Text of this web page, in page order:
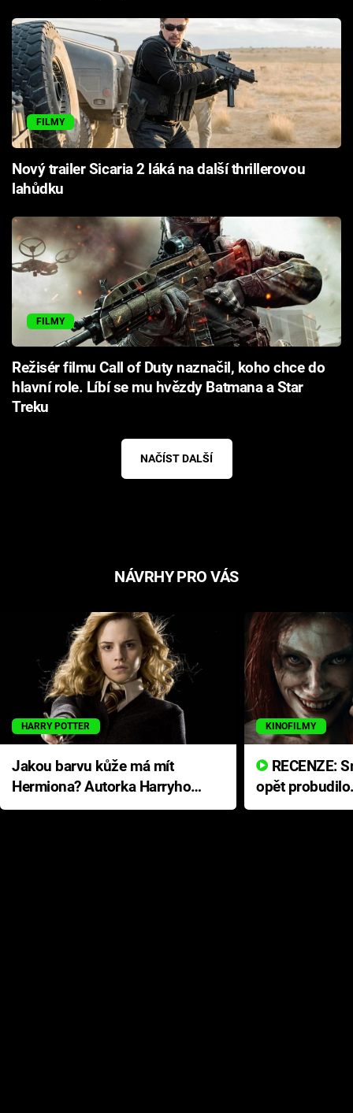
FILMY
Nový trailer Sicaria 2 láká na další thrillerovou
lahůdku
FILMY
Režisér filmu Call of Duty naznačil, koho chce do
hlavní role. Líbí se mu hvězdy Batmana a Star
Treku
NAČÍST DALŠÍ
NÁVRHY PRO VÁS
HARRY POTTER
Jakou barvu kůže má mít
Hermiona? Autorka Harryho
Pottera přišla s ráznou
KINOFILMY
opět
přichází s